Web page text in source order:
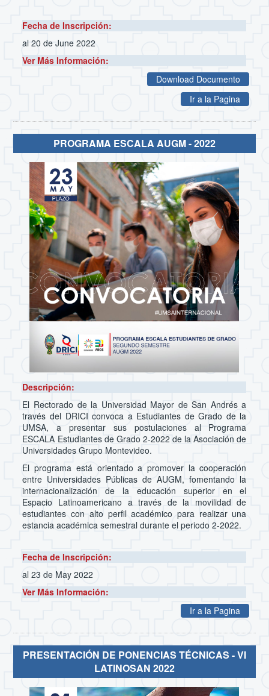
Fecha de Inscripción:
al 20 de June 2022
Ver Más Información:
Download Documento
Ir a la Pagina
PROGRAMA ESCALA AUGM - 2022
Descripción:
El Rectorado de la Universidad Mayor de San Andrés a
través del DRICI convoca a Estudiantes de Grado de la
UMSA, a presentar sus postulaciones al Programa
ESCALA Estudiantes de Grado 2-2022 de la Asociación de
Universidades Grupo Montevideo.
El programa está orientado a promover la cooperación
entre Universidades Públicas de AUGM, fomentando la
internacionalización de la educación superior en el
Espacio Latinoamericano a través de la movilidad de
estudiantes con alto perfil académico para realizar una
estancia académica semestral durante el periodo 2-2022.
Fecha de Inscripción:
al 23 de May 2022
Ver Más Información:
Ir a la Pagina
PRESENTACIÓN DE PONENCIAS TÉCNICAS - VI
LATINOSAN 2022